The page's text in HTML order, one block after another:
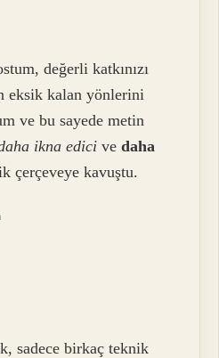
değerli katkınızı
eksik kalan yönlerini
ve bu sayede metin
ikna edici vedaha
çerçeveye kavuştu.
sadece birkaç teknik